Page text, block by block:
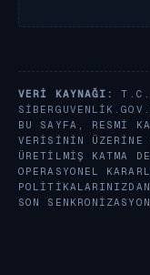
VERI KAYNAĞI:
T.C.
BU SAYFA, RESMI
VERISININ ÜZERINE
ÜRETILMIŞ KATMA
OPERASYONEL
SON